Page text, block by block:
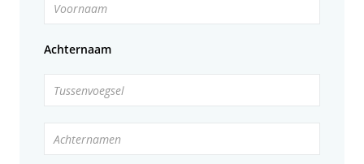
Voornaam
Achternaam
Tussenvoegsel
Achternamen